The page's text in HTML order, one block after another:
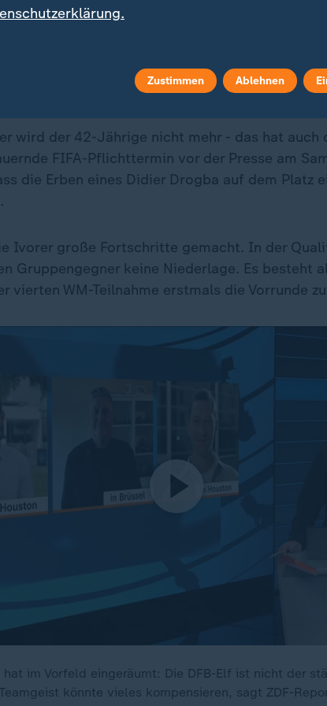
Taktiker als Redner
wird der 42-Jährige nicht mehr - das hat auch
FIFA-Pflichttermin vor der Presse am
die Erben eines Didier Drogba auf dem Platz
Ivorer große Fortschritte gemacht. In der
Gruppengegner keine Niederlage. Es besteht
vierten WM-Teilnahme erstmals die Vorrunde
hat im Vorfeld eingeräumt: Die DFB-Elf ist nicht der
könnte vieles kompensieren, sagt ZDF-
Zustimmen Ablehnen